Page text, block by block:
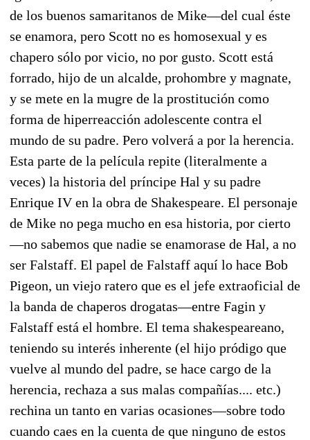
de los buenos samaritanos de Mike—del cual éste
se enamora, pero Scott no es homosexual y es
chapero sólo por vicio, no por gusto. Scott está
forrado, hijo de un alcalde, prohombre y magnate,
y se mete en la mugre de la prostitución como
forma de hiperreacción adolescente contra el
mundo de su padre. Pero volverá a por la herencia.
Esta parte de la película repite (literalmente a
veces) la historia del príncipe Hal y su padre
Enrique IV en la obra de Shakespeare. El personaje
de Mike no pega mucho en esa historia, por cierto
—no sabemos que nadie se enamorase de Hal, a no
ser Falstaff. El papel de Falstaff aquí lo hace Bob
Pigeon, un viejo ratero que es el jefe extraoficial de
la banda de chaperos drogatas—entre Fagin y
Falstaff está el hombre. El tema shakespeareano,
teniendo su interés inherente (el hijo pródigo que
vuelve al mundo del padre, se hace cargo de la
herencia, rechaza a sus malas compañías.... etc.)
rechina un tanto en varias ocasiones—sobre todo
cuando caes en la cuenta de que ninguno de estos